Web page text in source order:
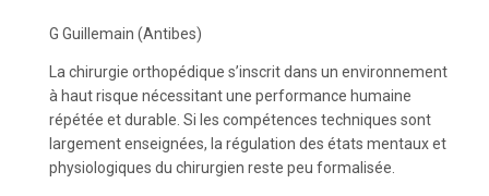
G Guillemain (Antibes)
La chirurgie orthopédique s’inscrit dans un environnement
à haut risque nécessitant une performance humaine
répétée et durable. Si les compétences techniques sont
largement enseignées, la régulation des états mentaux et
physiologiques du chirurgien reste peu formalisée.